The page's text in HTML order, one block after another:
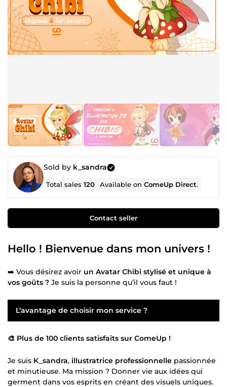
Sold by k_sandra
Total sales120 Available onComeUp Direct.
Contact seller
Hello ! Bienvenue dans mon univers !
➡️ Vous désirez avoir un Avatar Chibi stylisé et unique à
vos goûts ? Je suis la personne qu’il vous faut !
L’avantage de choisir mon service ?
🎨 Plus de 100 clients satisfaits sur ComeUp !
Je suis K_sandra, illustratrice professionnelle passionnée
et minutieuse. Ma mission ? Donner vie aux idées qui
germent dans vos esprits en créant des visuels uniques.